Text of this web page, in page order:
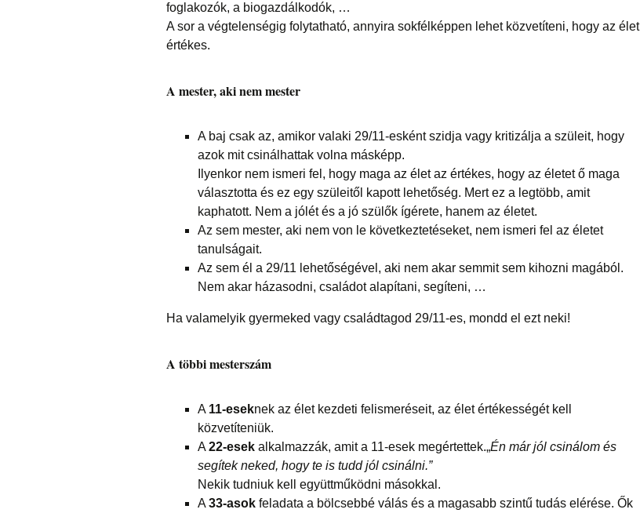
foglakozók, a biogazdálkodók, …
A sor a végtelenségig folytatható, annyira sokfélképpen lehet közvetíteni, hogy az élet
értékes.
A mester, aki nem mester
A baj csak az, amikor valaki 29/11-esként szidja vagy kritizálja a szüleit, hogy
azok mit csinálhattak volna másképp.
Ilyenkor nem ismeri fel, hogy maga az élet az értékes, hogy az életet ő maga
választotta és ez egy szüleitől kapott lehetőség. Mert ez a legtöbb, amit
kaphatott. Nem a jólét és a jó szülők ígérete, hanem az életet.
Az sem mester, aki nem von le következtetéseket, nem ismeri fel az életet
tanulságait.
Az sem él a 29/11 lehetőségével, aki nem akar semmit sem kihozni magából.
Nem akar házasodni, családot alapítani, segíteni, …
Ha valamelyik gyermeked vagy családtagod 29/11-es, mondd el ezt neki!
A többi mesterszám
A 11-eseknek az élet kezdeti felismeréseit, az élet értékességét kell
közvetíteniük.
A22-esek alkalmazzák, amit a 11-esek megértettek.„Én már jól csinálom és
segítek neked, hogy te is tudd jól csinálni.”
Nekik tudniuk kell együttműködni másokkal.
A33-asok feladata a bölcsebbé válás és a magasabb szintű tudás elérése. Ők